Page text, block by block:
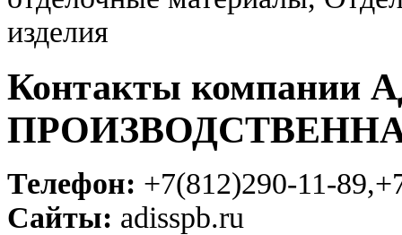
изделия
Контакты
Телефон: +7(812)290-11-
Сайты: adisspb.ru